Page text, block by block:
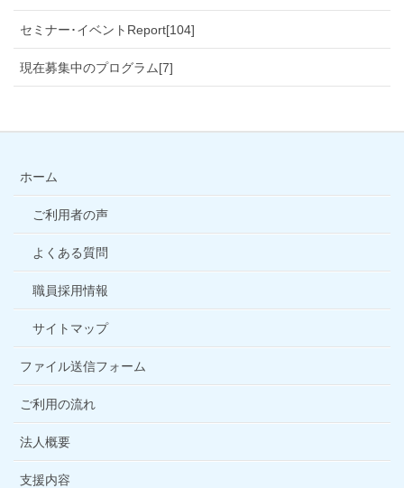
セミナー･イベントReport[104]
現在募集中のプログラム[7]
ホーム
ご利用者の声
よくある質問
職員採用情報
サイトマップ
ファイル送信フォーム
ご利用の流れ
法人概要
支援内容